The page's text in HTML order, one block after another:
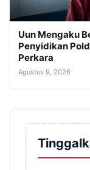
Uun Mengaku
Penyidikan
Perkara
Agustus 9, 2026